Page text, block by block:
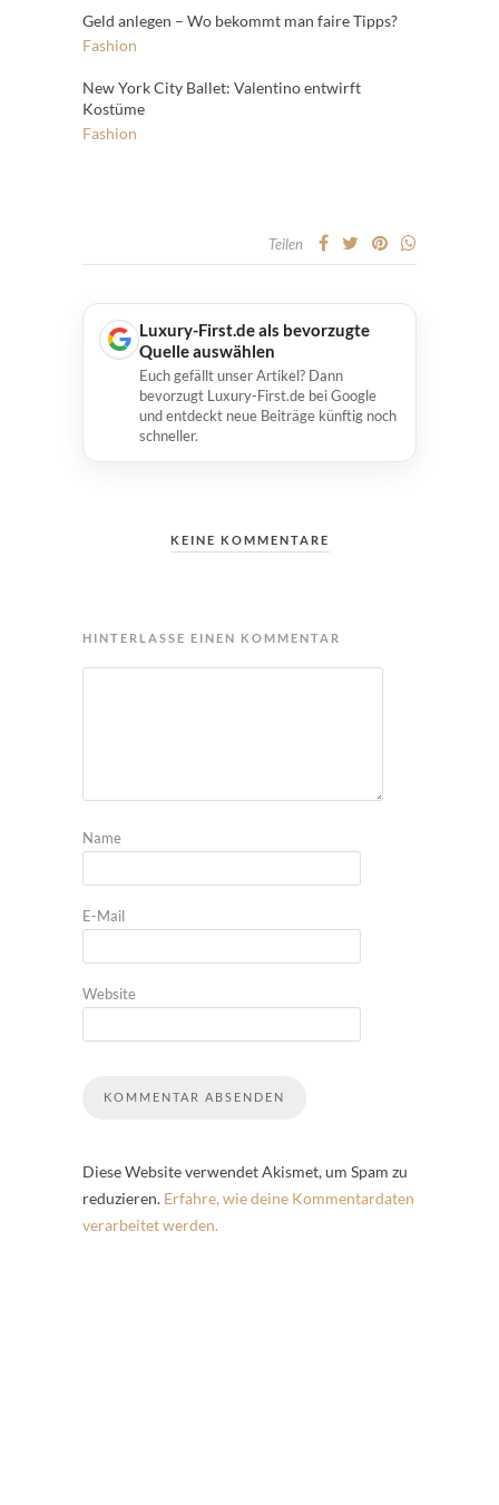
Geld anlegen – Wo bekommt man faire Tipps?
Fashion
New York City Ballet: Valentino entwirft
Kostüme
Fashion
Teilen
Luxury-First.de als bevorzugte
Quelle auswählen
Euch gefällt unser Artikel? Dann
bevorzugt Luxury-First.de bei Google
und entdeckt neue Beiträge künftig noch
schneller.
KEINE KOMMENTARE
HINTERLASSE EINEN KOMMENTAR
Name
E-Mail
Website
Diese Website verwendet Akismet, um Spam zu
reduzieren. Erfahre, wie deine Kommentardaten
verarbeitet werden.